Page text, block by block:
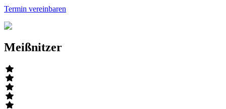
Termin vereinbaren
Meißnitzer